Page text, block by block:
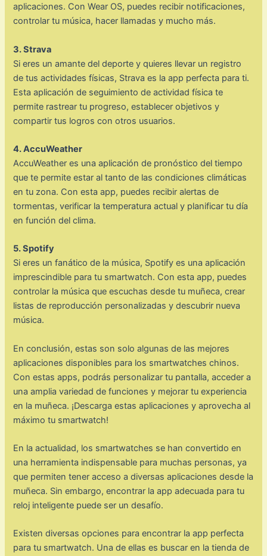
aplicaciones. Con Wear OS, puedes recibir notificaciones,
controlar tu música, hacer llamadas y mucho más.
3. Strava
Si eres un amante del deporte y quieres llevar un registro
de tus actividades físicas, Strava es la app perfecta para ti.
Esta aplicación de seguimiento de actividad física te
permite rastrear tu progreso, establecer objetivos y
compartir tus logros con otros usuarios.
4. AccuWeather
AccuWeather es una aplicación de pronóstico del tiempo
que te permite estar al tanto de las condiciones climáticas
en tu zona. Con esta app, puedes recibir alertas de
tormentas, verificar la temperatura actual y planificar tu día
en función del clima.
5. Spotify
Si eres un fanático de la música, Spotify es una aplicación
imprescindible para tu smartwatch. Con esta app, puedes
controlar la música que escuchas desde tu muñeca, crear
listas de reproducción personalizadas y descubrir nueva
música.
En conclusión, estas son solo algunas de las mejores
aplicaciones disponibles para los smartwatches chinos.
Con estas apps, podrás personalizar tu pantalla, acceder a
una amplia variedad de funciones y mejorar tu experiencia
en la muñeca. ¡Descarga estas aplicaciones y aprovecha al
máximo tu smartwatch!
En la actualidad, los smartwatches se han convertido en
una herramienta indispensable para muchas personas, ya
que permiten tener acceso a diversas aplicaciones desde la
muñeca. Sin embargo, encontrar la app adecuada para tu
reloj inteligente puede ser un desafío.
Existen diversas opciones para encontrar la app perfecta
para tu smartwatch. Una de ellas es buscar en la tienda de